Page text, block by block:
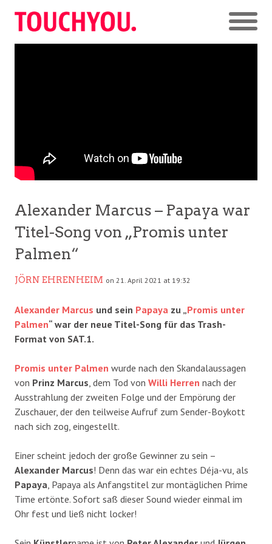
Alexander Marcus – Papaya war
Titel-Song von „Promis unter
Palmen“
JÖRN EHRENHEIM on 21. April 2021 at 19:32
Alexander Marcus und sein Papaya zu „Promis unter
Palmen“ war der neue Titel-Song für das Trash-
Format von SAT.1.
Promis unter Palmen wurde nach den Skandalaussagen
von Prinz Marcus , dem Tod von Willi Herren nach der
Ausstrahlung der zweiten Folge und der Empörung der
Zuschauer, der den teilweise Aufruf zum Sender-Boykott
nach sich zog, eingestellt.
Einer scheint jedoch der große Gewinner zu sein –
Alexander Marcus! Denn das war ein echtes Déja-vu, als
Papaya , Papaya als Anfangstitel zur montäglichen Prime
Time ertönte. Sofort saß dieser Sound wieder einmal im
Ohr fest und ließ nicht locker!